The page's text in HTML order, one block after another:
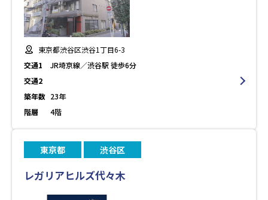
東京都渋谷区渋谷1丁目6-3
交通1
JR埼京線／渋谷駅 徒歩6分
交通2
築年数 23年
階層
4階
東京都 渋谷区
レガリアヒルズ代々木